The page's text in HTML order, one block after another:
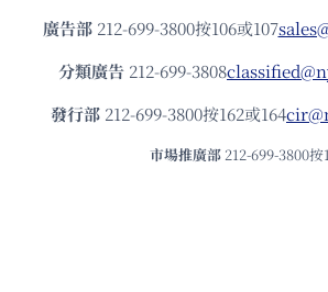
廣告部212-699-3800按106或107
分類廣告 212-699-3808
發⾏部 212-699-3800按162或164
市場推廣部 212-699-3800按